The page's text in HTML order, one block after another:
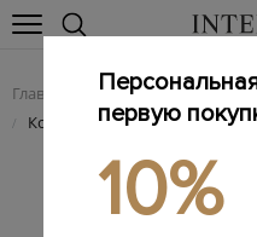
Главная Женщинам / KARL
/ Комплект для йоги Rue St-
первую
10%